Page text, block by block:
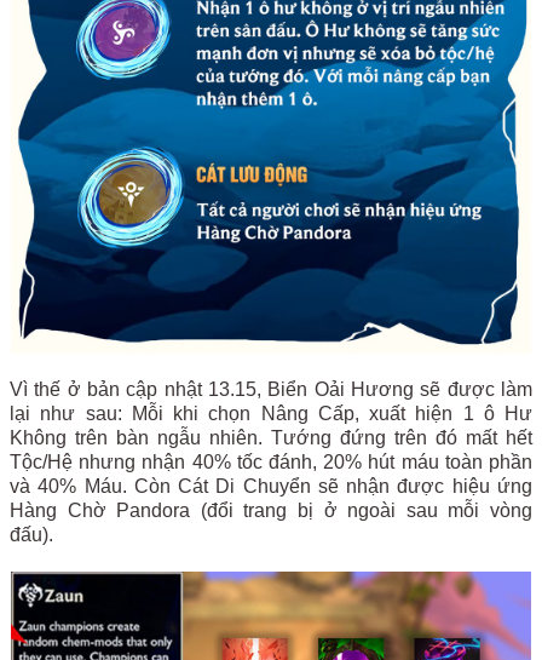
Vì thế ở bản cập nhật 13.15, Biển Oải Hương sẽ được làm
lại như sau: Mỗi khi chọn Nâng Cấp, xuất hiện 1 ô Hư
Không trên bàn ngẫu nhiên. Tướng đứng trên đó mất hết
Tộc/Hệ nhưng nhận 40% tốc đánh, 20% hút máu toàn phần
và 40% Máu. Còn Cát Di Chuyển sẽ nhận được hiệu ứng
Hàng Chờ Pandora (đổi trang bị ở ngoài sau mỗi vòng
đấu).